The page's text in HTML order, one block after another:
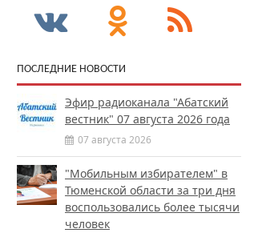
ПОСЛЕДНИЕ НОВОСТИ
Эфир радиоканала "Абатский
вестник" 07 августа 2026 года
07 августа 2026
"Мобильным избирателем" в
Тюменской области за три дня
воспользовались более тысячи
человек